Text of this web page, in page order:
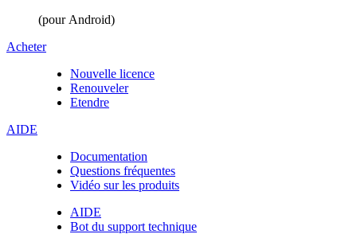
(pour Android)
Acheter
Nouvelle licence
Renouveler
Etendre
AIDE
Documentation
Questions fréquentes
Vidéo sur les produits
AIDE
Bot du support technique